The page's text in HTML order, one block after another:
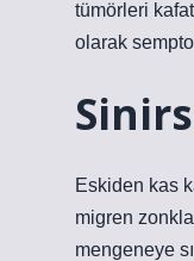
tümörleri
olarak
Eskiden kas
migren
mengeneye